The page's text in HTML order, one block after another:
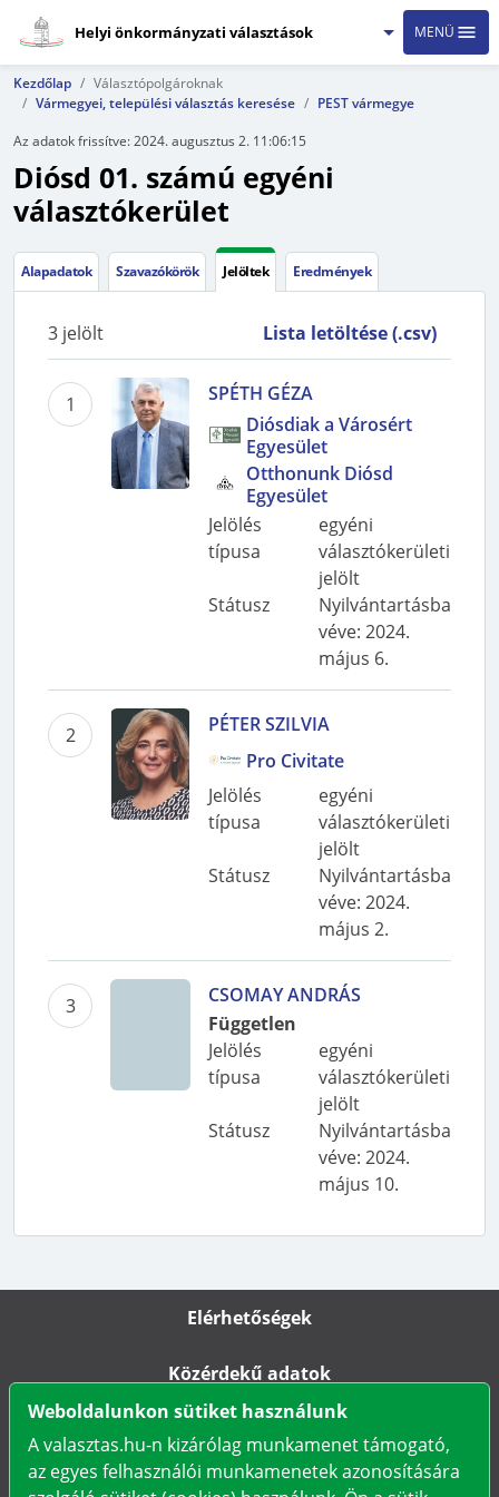
Helyi önkormányzati választások MENÜ
Kezdőlap
Választópolgároknak
Vármegyei, települési választás keresése
PEST vármegye
Az adatok frissítve:2024. augusztus 2. 11:06:15
Diósd 01. számú egyéni
választókerület
Alapadatok Szavazókörök Jelöltek Eredmények
3 jelölt Lista letöltése (.csv)
1
SPÉTH GÉZA
Diósdiak a Városért
Egyesület
Otthonunk Diósd
Egyesület
Jelölés
típusa
egyéni
választókerületi
jelölt
Státusz
Nyilvántartásba
véve: 2024.
május 6.
2
PÉTER SZILVIA
Pro Civitate
Jelölés
típusa
egyéni
választókerületi
jelölt
Státusz
Nyilvántartásba
véve: 2024.
május 2.
3
CSOMAY ANDRÁS
Független
Jelölés
típusa
egyéni
választókerületi
jelölt
Státusz
Nyilvántartásba
véve: 2024.
május 10.
Elérhetőségek
Közérdekű adatok
Karrier
Weboldalunkon sütiket használunk
A valasztas.hu-n kizárólag munkamenet támogató,
az egyes felhasználói munkamenetek azonosítására